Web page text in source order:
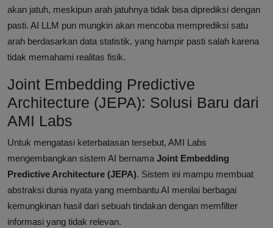
akan jatuh, meskipun arah jatuhnya tidak bisa diprediksi dengan
pasti. AI LLM pun mungkin akan mencoba memprediksi satu
arah berdasarkan data statistik, yang hampir pasti salah karena
tidak memahami realitas fisik.
Joint Embedding Predictive
Architecture (JEPA): Solusi Baru dari
AMI Labs
Untuk mengatasi keterbatasan tersebut, AMI Labs
mengembangkan sistem AI bernama Joint Embedding
Predictive Architecture (JEPA). Sistem ini mampu membuat
abstraksi dunia nyata yang membantu AI menilai berbagai
kemungkinan hasil dari sebuah tindakan dengan memfilter
informasi yang tidak relevan.